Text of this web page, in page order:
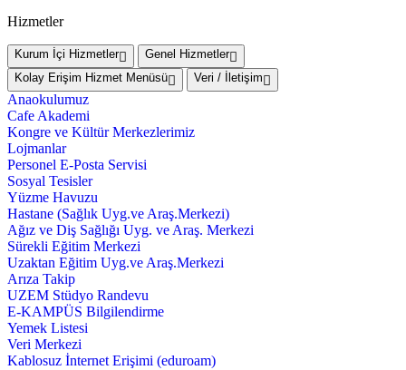
Hizmetler
Kurum İçi Hizmetler
Genel Hizmetler
Kolay Erişim Hizmet Menüsü
Veri / İletişim
Anaokulumuz
Cafe Akademi
Kongre ve Kültür Merkezlerimiz
Lojmanlar
Personel E-Posta Servisi
Sosyal Tesisler
Yüzme Havuzu
Hastane (Sağlık Uyg.ve Araş.Merkezi)
Ağız ve Diş Sağlığı Uyg. ve Araş. Merkezi
Sürekli Eğitim Merkezi
Uzaktan Eğitim Uyg.ve Araş.Merkezi
Arıza Takip
UZEM Stüdyo Randevu
E-KAMPÜS Bilgilendirme
Yemek Listesi
Veri Merkezi
Kablosuz İnternet Erişimi (eduroam)